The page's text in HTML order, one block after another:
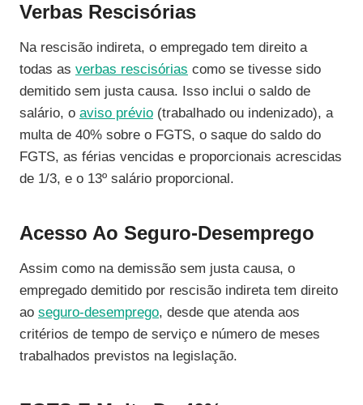
Verbas Rescisórias
Na rescisão indireta, o empregado tem direito a
todas as verbas rescisórias como se tivesse sido
demitido sem justa causa. Isso inclui o saldo de
salário, o aviso prévio (trabalhado ou indenizado), a
multa de 40% sobre o FGTS, o saque do saldo do
FGTS, as férias vencidas e proporcionais acrescidas
de 1/3, e o 13º salário proporcional.
Acesso Ao Seguro-Desemprego
Assim como na demissão sem justa causa, o
empregado demitido por rescisão indireta tem direito
ao seguro-desemprego, desde que atenda aos
critérios de tempo de serviço e número de meses
trabalhados previstos na legislação.